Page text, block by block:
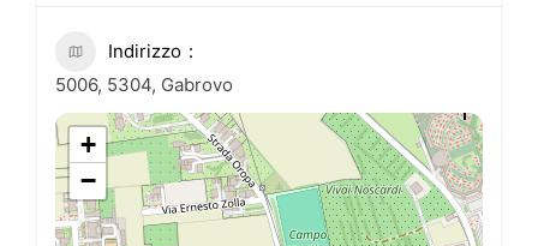
Indirizzo
5006, 5304, Gabrovo
+
−